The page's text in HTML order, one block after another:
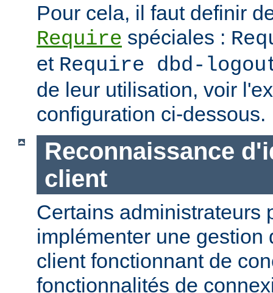
Pour cela, il faut definir
Require spéciales :
et Require dbd-
de leur utilisation, voir
configuration ci-dessous.
Reconnaissance
client
Certains administrateurs
implémenter une gestion
client fonctionnant de
fonctionnalités de